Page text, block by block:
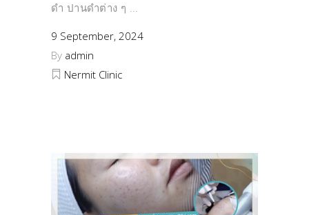
ดำ ปานดำต่าง ๆ
9 September, 2024
By admin
Nermit Clinic